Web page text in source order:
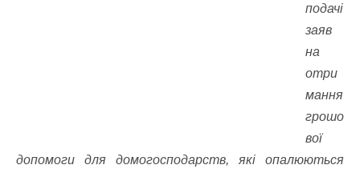
подачі
заяв
на
отри
мання
грошо
вої
допомоги для домогосподарств, які опалюються